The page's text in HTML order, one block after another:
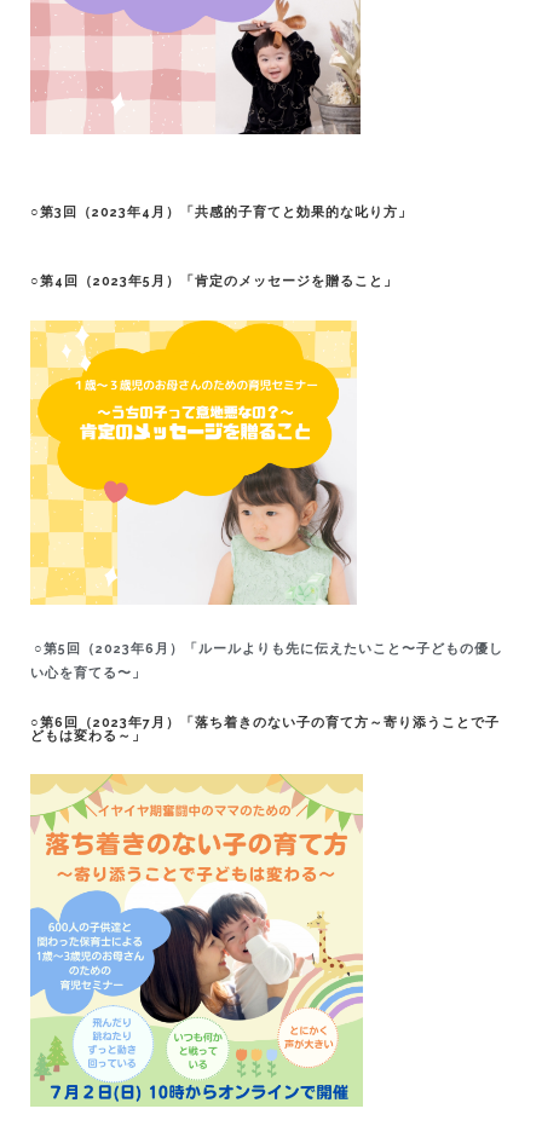
○第3回（2023年4月）「共感的子育てと効果的な叱り方」
○第4回（2023年5月）「肯定のメッセージを贈ること」
○第5回（2023年6月）「ルールよりも先に伝えたいこと〜子どもの優し
い心を育てる〜」
○第6回（2023年7月）「落ち着きのない子の育て方～寄り添うことで子
どもは変わる～」